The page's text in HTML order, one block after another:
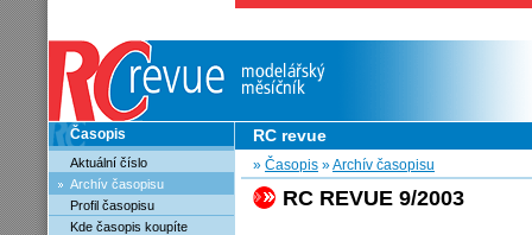
Časopis
Aktuální číslo
Archív časopisu
Profil časopisu
Kde časopis koupíte
RC revue
» Časopis »Archív časopisu
RC REVUE 9/2003